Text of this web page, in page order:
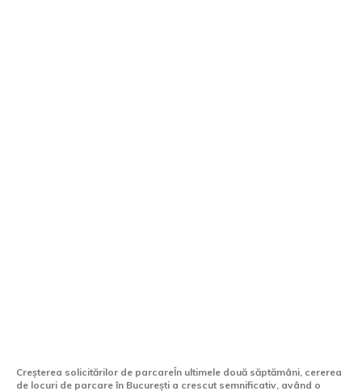
Creșterea solicitărilor de parcareÎn ultimele două săptămâni, cererea
de locuri de parcare în București a crescut semnificativ, având o